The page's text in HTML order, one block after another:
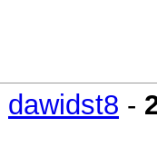
dawidst8 -